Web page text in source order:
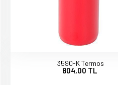
3590-K Termos
804,00 TL